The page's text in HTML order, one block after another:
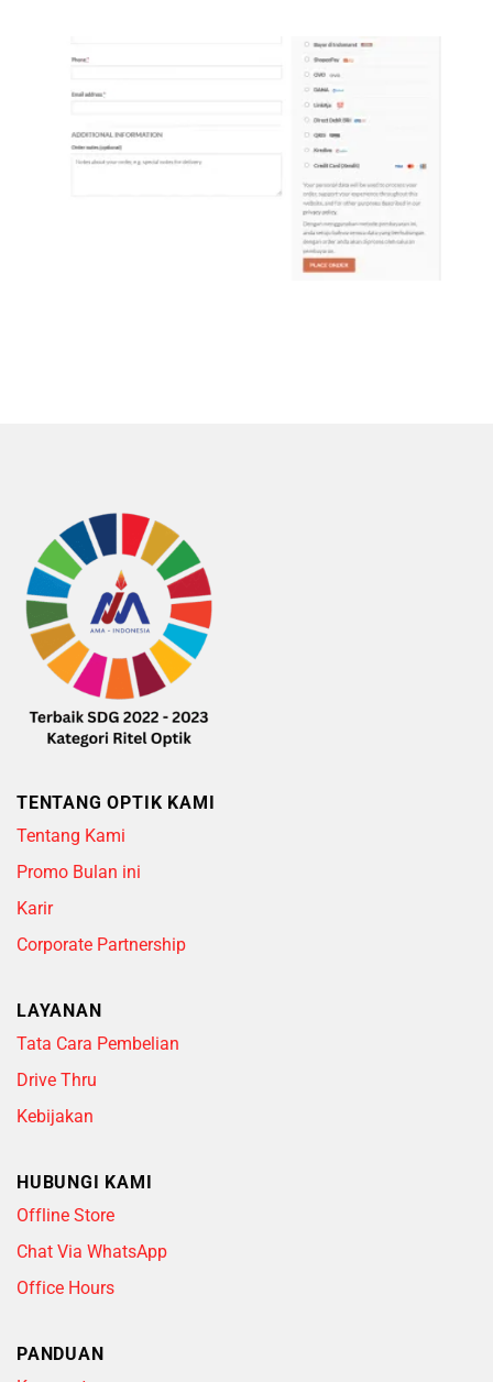
TENTANG OPTIK KAMI
Tentang Kami
Promo Bulan ini
Karir
Corporate Partnership
LAYANAN
Tata Cara Pembelian
Drive Thru
Kebijakan
HUBUNGI KAMI
Offline Store
Chat Via WhatsApp
Office Hours
PANDUAN